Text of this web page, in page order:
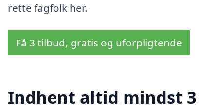
rette fagfolk her.
Få 3 tilbud, gratis og uforpligtende
Indhent altid mindst 3